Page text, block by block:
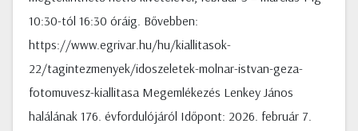
10:30-tól 16:30 óráig. Bővebben:
https://www.egrivar.hu/hu/kiallitasok-
22/tagintezmenyek/idoszeletek-molnar-istvan-geza-
fotomuvesz-kiallitasa Megemlékezés Lenkey János
halálának 176. évfordulójáról Időpont: 2026. február 7.